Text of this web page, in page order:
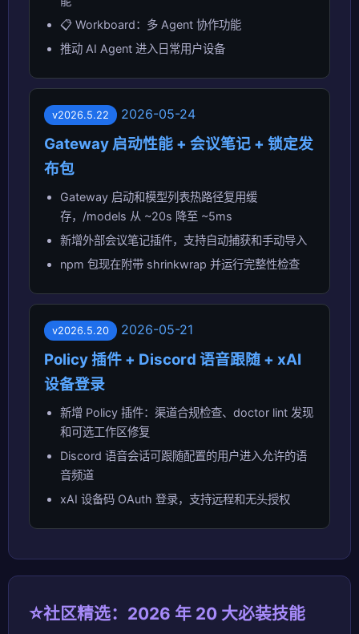
📋 Workboard：多 Agent 协作功能
推动 AI Agent 进入日常用户设备
v2026.5.22 2026-05-24
Gateway 启动性能 + 会议笔记 + 锁定发
布包
Gateway 启动和模型列表热路径复用缓
存，/models 从 ~20s 降至 ~5ms
新增外部会议笔记插件，支持自动捕获和手动导入
npm 包现在附带 shrinkwrap 并运行完整性检查
v2026.5.20 2026-05-21
Policy 插件 + Discord 语音跟随 + xAI
设备登录
新增 Policy 插件：渠道合规检查、doctor lint 发现
和可选工作区修复
Discord 语音会话可跟随配置的用户进入允许的语
音频道
xAI 设备码 OAuth 登录，支持远程和无头授权
⭐社区精选：2026 年 20 大必装技能